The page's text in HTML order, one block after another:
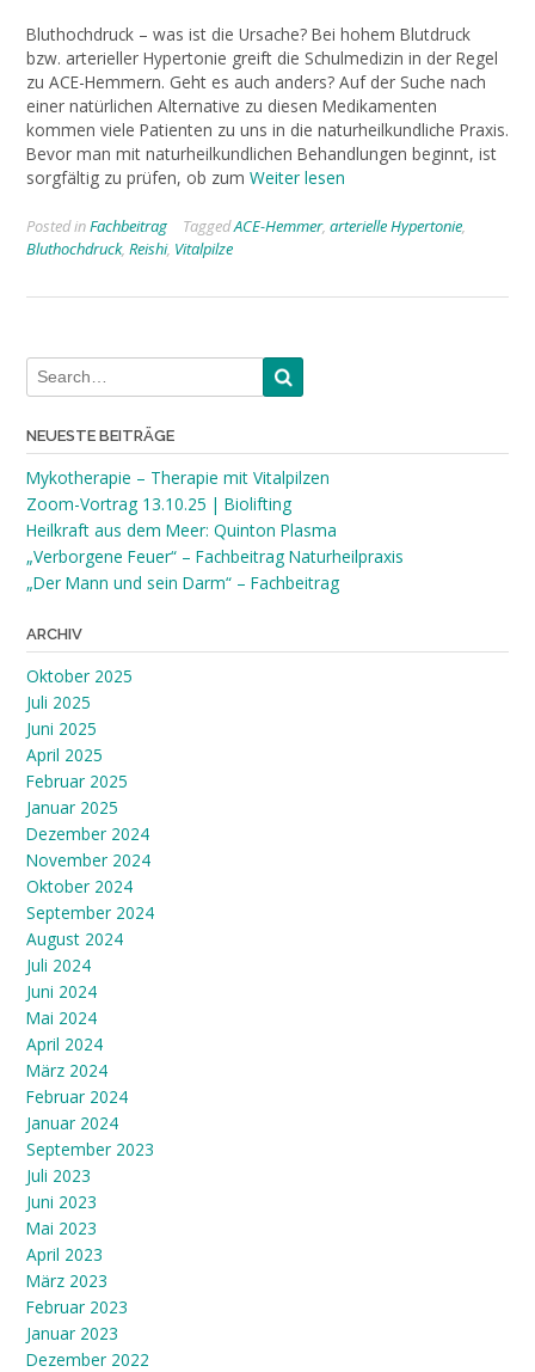
Bluthochdruck – was ist die Ursache? Bei hohem Blutdruck
bzw. arterieller Hypertonie greift die Schulmedizin in der Regel
zu ACE-Hemmern. Geht es auch anders? Auf der Suche nach
einer natürlichen Alternative zu diesen Medikamenten
kommen viele Patienten zu uns in die naturheilkundliche Praxis.
Bevor man mit naturheilkundlichen Behandlungen beginnt, ist
sorgfältig zu prüfen, ob zum Weiter lesen
Posted inFachbeitrag TaggedACE-Hemmer, arterielle Hypertonie,
Bluthochdruck, Reishi, Vitalpilze
NEUESTE BEITRÄGE
Mykotherapie – Therapie mit Vitalpilzen
Zoom-Vortrag 13.10.25 | Biolifting
Heilkraft aus dem Meer: Quinton Plasma
„Verborgene Feuer“ – Fachbeitrag Naturheilpraxis
„Der Mann und sein Darm“ – Fachbeitrag
ARCHIV
Oktober 2025
Juli 2025
Juni 2025
April 2025
Februar 2025
Januar 2025
Dezember 2024
November 2024
Oktober 2024
September 2024
August 2024
Juli 2024
Juni 2024
Mai 2024
April 2024
März 2024
Februar 2024
Januar 2024
September 2023
Juli 2023
Juni 2023
Mai 2023
April 2023
März 2023
Februar 2023
Januar 2023
Dezember 2022